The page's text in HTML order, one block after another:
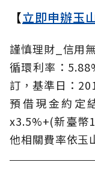
【立即申辦玉
謹慎理財_信用
循環利率：
訂，基準日：
預借現金約定
x3.5%+(新臺幣
他相關費率依玉